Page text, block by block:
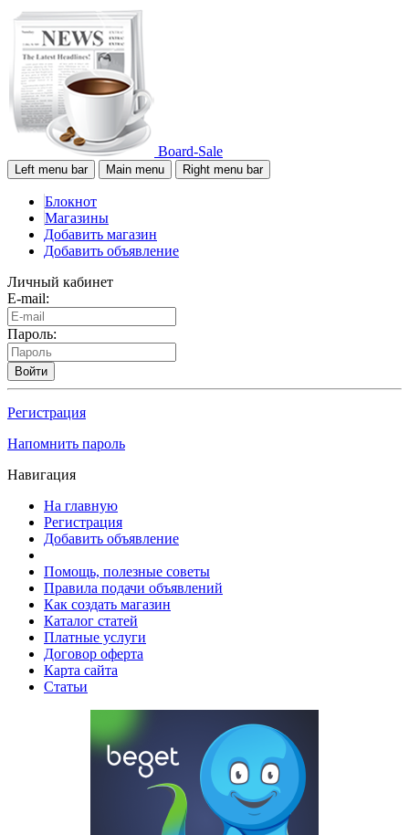
Board-Sale
Left menu bar Main menu Right menu bar
Блокнот
Магазины
Добавить магазин
Добавить объявление
Личный кабинет
E-mail:
Пароль:
Войти
Регистрация
Напомнить пароль
Навигация
На главную
Регистрация
Добавить объявление
Помощь, полезные советы
Правила подачи объявлений
Как создать магазин
Каталог статей
Платные услуги
Договор оферта
Карта сайта
Статьи